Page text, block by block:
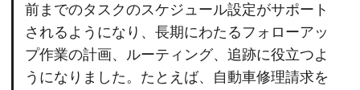
前までのタスクのスケジュール設定がサポート
されるようになり、長期にわたるフォローアッ
プ作業の計画、ルーティング、追跡に役立つよ
うになりました。たとえば、自動車修理請求を